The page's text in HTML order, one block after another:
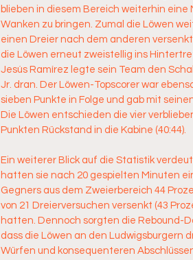
blieben in diesem Bereich weiterhin
Wanken zu bringen. Zumal die Löwen
einen Dreier nach dem anderen
die Löwen erneut zweistellig ins
Jesús Ramírez legte sein Team den
Jr. dran. Der Löwen-Topscorer war
sieben Punkte in Folge und gab mit
Die Löwen entschieden die vier
Punkten Rückstand in die Kabine (40:44).
Ein weiterer Blick auf die Statistik
hatten sie nach 20 gespielten Minuten
Gegners aus dem Zweierbereich 44
von 21 Dreierversuchen versenkt (43
hatten. Dennoch sorgten die Rebound-
dass die Löwen an den Ludwigsburgern
Würfen und konsequenteren